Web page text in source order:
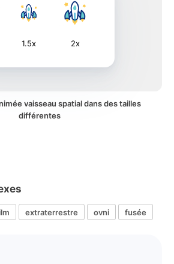
1.5x 2x
vaisseau spatial dans des tailles
différentes
extraterrestre ovni fusée